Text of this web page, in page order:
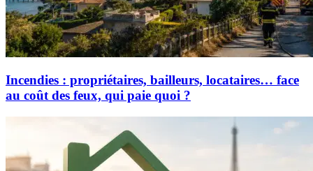
Incendies : propriétaires, bailleurs, locataires… face
au coût des feux, qui paie quoi ?